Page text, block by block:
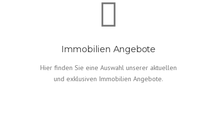
Immobilien Angebote
Hier finden Sie eine Auswahl unserer aktuellen
und exklusiven Immobilien Angebote.